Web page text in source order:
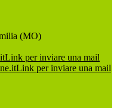
(MO)
Link per inviare una mail
Link per inviare una mail